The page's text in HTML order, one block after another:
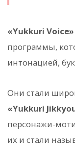
«Yukkuri Voice»
программы,
интонацией,
Они стали
«Yukkuri
персонажи-
их и стали